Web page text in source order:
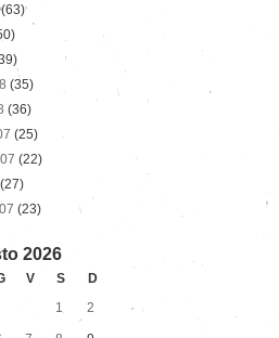
(63)
(35)
(36)
(25)
(22)
(27)
(23)
2026
V S
D
1
2